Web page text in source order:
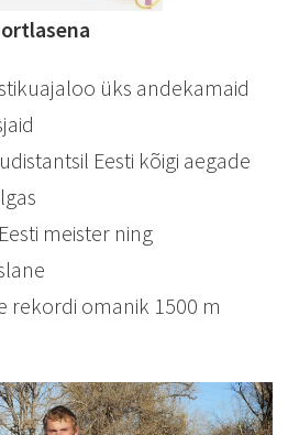
üks andekamaid
Eesti kõigi aegade
meister ning
rekordi omanik 1500 m